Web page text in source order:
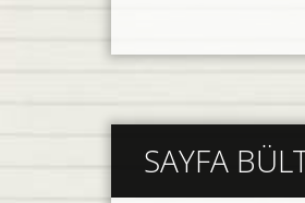
SAYFA